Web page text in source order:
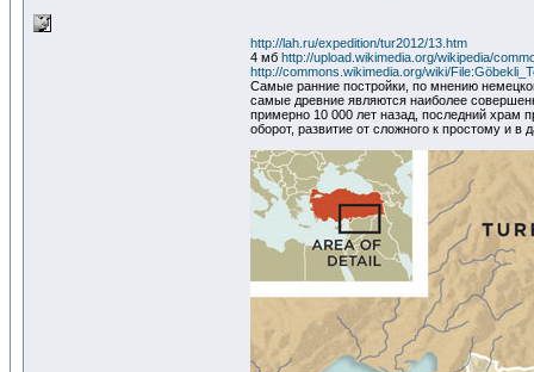
http://lah.ru/expedition/tur2012/13.htm
4 мб http://upload.wikimedia.org/wikipedia/
http://commons.wikimedia.org/wiki/
Самые ранние постройки, по мнению
самые древние являются наиболее
примерно 10 000 лет назад, последний храм
оборот, развитие от сложного к простому и